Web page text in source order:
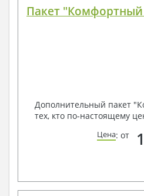
Пакет
Дополнительный пакет
тех, кто по-настоящему
Цена: от